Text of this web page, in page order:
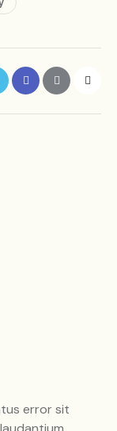
error sit